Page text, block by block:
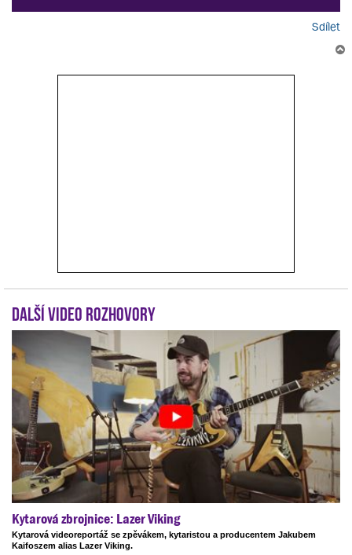
Sdílet
Další video rozhovory
Kytarová zbrojnice: Lazer Viking
Kytarová videoreportáž se zpěvákem, kytaristou a producentem Jakubem
Kaifoszem alias Lazer Viking.